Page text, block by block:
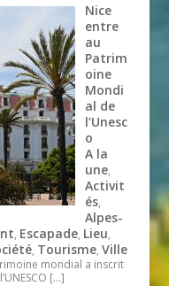
Nice
entre
au
Patrim
oine
Mondi
al de
l’Unesc
o
A la
une,
Activit
és,
Alpes-
, Escapade, Lieu,
, Tourisme,Ville
mondial a inscrit
[…]